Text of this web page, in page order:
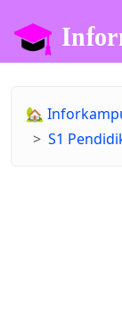
🏡
S1